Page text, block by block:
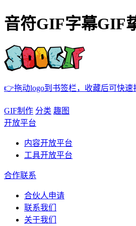
音符GIF字幕GIF
👉拖动logo到书签栏，收藏后可快速
GIF制作 分类 趣图
开放平台
内容开放平台
工具开放平台
合作联系
合伙人申请
联系我们
关于我们